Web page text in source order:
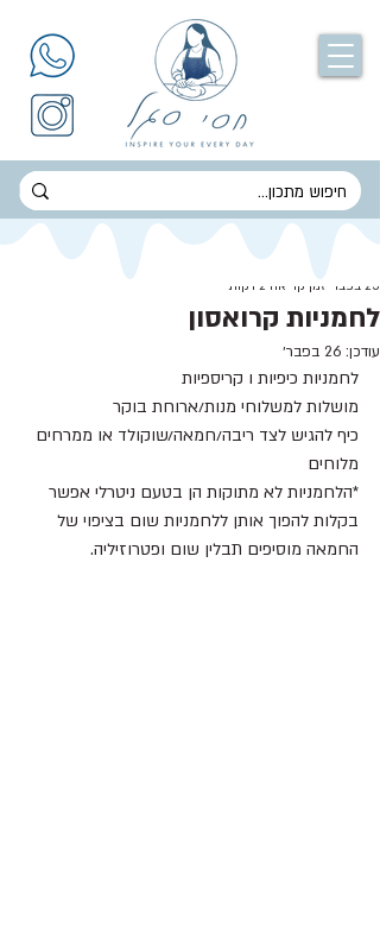
לחמניות קרואסון
25 בפבר׳
זמן קריאה 2 דקות
עודכן: 26 בפבר׳
לחמניות כיפיות ו קריספיות
מושלות למשלוחי מנות/ארוחת בוקר
כיף להגיש לצד ריבה/חמאה/שוקולד או ממרחים
מלוחים
*הלחמניות לא מתוקות הן בטעם ניטרלי אפשר
בקלות להפוך אותן ללחמניות שום בציפוי של
החמאה מוסיפים תבלין שום ופטרוזיליה.